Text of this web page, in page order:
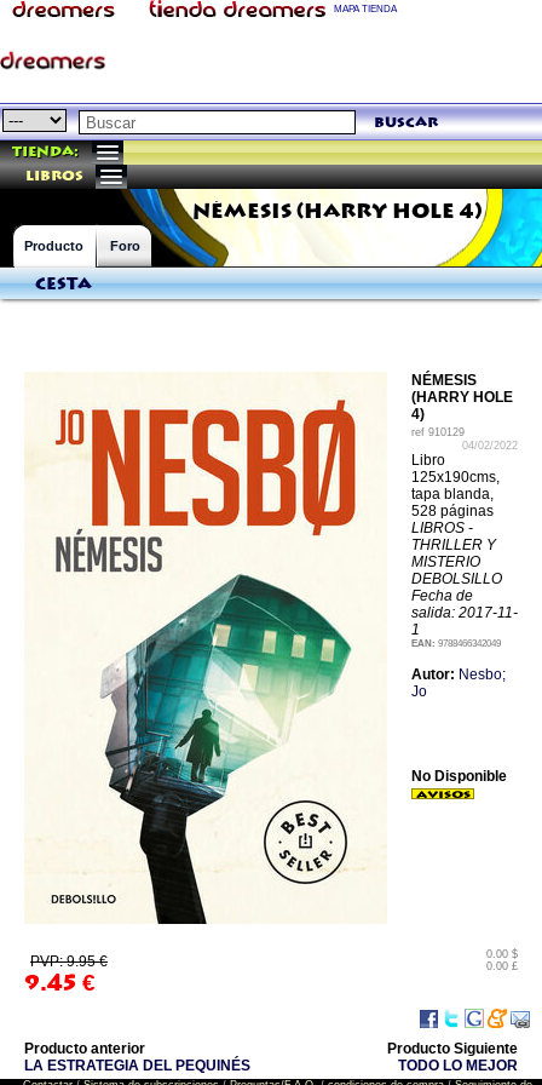
MAPA TIENDA
buscar
Tienda:
libros
NÉMESIS (HARRY HOLE 4)
Producto Foro
Cesta
NÉMESIS
(HARRY HOLE
4)
ref 910129
04/02/2022
Libro
125x190cms,
tapa blanda,
528 páginas
LIBROS -
THRILLER Y
MISTERIO
DEBOLSILLO
Fecha de
salida: 2017-11-
1
EAN: 9788466342049
Autor: Nesbo;
Jo
PVP: 9.95 €
9.45 €
0.00 $
0.00 £
No Disponible
Producto anterior
LA ESTRATEGIA DEL PEQUINÉS
Producto Siguiente
TODO LO MEJOR